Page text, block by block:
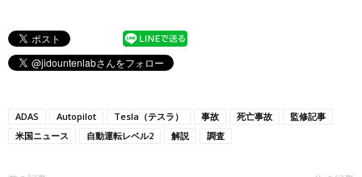
ADAS Autopilot Tesla（テスラ） 事故 死亡事故
監修記事
米国ニュース
自動運転レベル2 解説 調査